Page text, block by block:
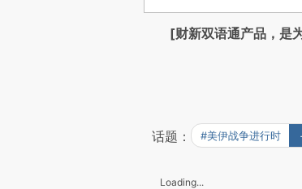
[财新双语通产品，是
话题： #美伊战争进行时
Loading...